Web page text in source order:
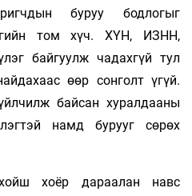
буруу бодлогыг
том хүч. ХҮН, ИЗНН,
байгуулж чадахгүй тул
өөр сонголт үгүй.
байсан хуралдааны
намд бурууг сөрөх
хоёр дараалан навс